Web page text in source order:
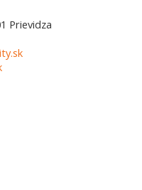
Prievidza